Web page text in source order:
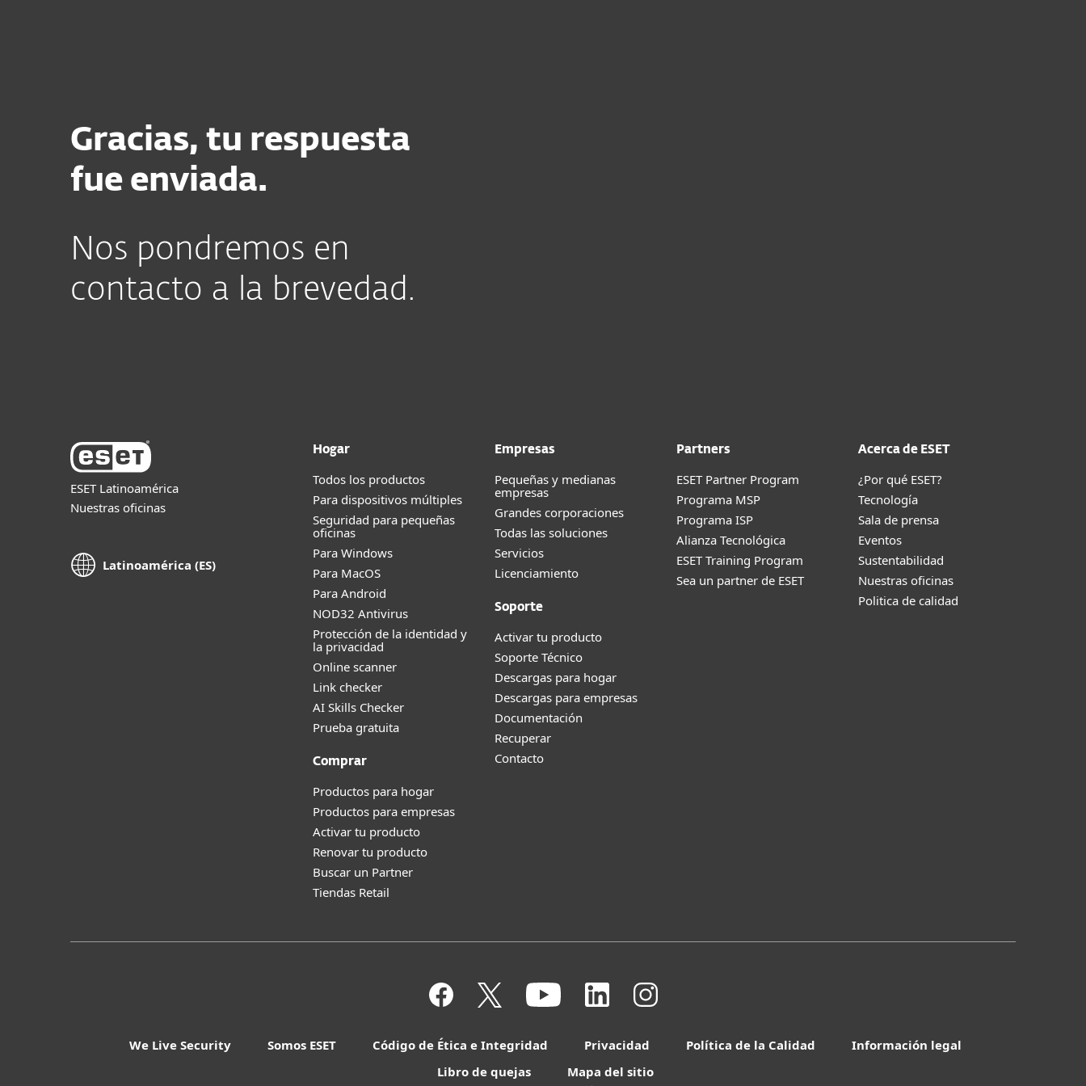
Gracias, tu respuesta
fue enviada.
Nos pondremos en
contacto a la brevedad.
ESET Latinoamérica
Nuestras oficinas
Latinoamérica (ES)
Hogar
Todos los productos
Para dispositivos múltiples
Seguridad para pequeñas
oficinas
Para Windows
Para MacOS
Para Android
NOD32 Antivirus
Protección de la identidad y
la privacidad
Online scanner
Link checker
AI Skills Checker
Prueba gratuita
Comprar
Productos para hogar
Productos para empresas
Activar tu producto
Renovar tu producto
Buscar un Partner
Tiendas Retail
Empresas
Pequeñas y medianas
empresas
Grandes corporaciones
Todas las soluciones
Servicios
Licenciamiento
Soporte
Activar tu producto
Soporte Técnico
Descargas para hogar
Descargas para empresas
Documentación
Recuperar
Contacto
Partners
ESET Partner Program
Programa MSP
Programa ISP
Alianza Tecnológica
ESET Training Program
Sea un partner de ESET
Acerca de ESET
¿Por qué ESET?
Tecnología
Sala de prensa
Eventos
Sustentabilidad
Nuestras oficinas
Politica de calidad
We Live Security Somos ESET Código de Ética e Integridad Privacidad Política de la Calidad
Información legal
Libro de quejas
Mapa del sitio